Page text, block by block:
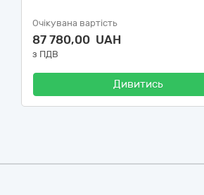
Очікувана вартість
87 780,00 UAH
з ПДВ
Дивитись